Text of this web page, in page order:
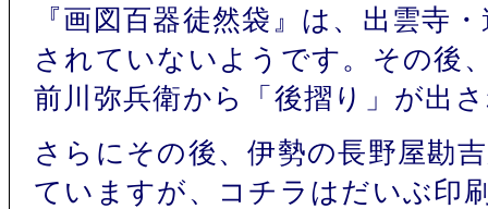
『画図百器徒然袋』は、出雲寺
されていないようです。その後
前川弥兵衛から「後摺り」が出
さらにその後、伊勢の長野屋勘
ていますが、コチラはだいぶ印